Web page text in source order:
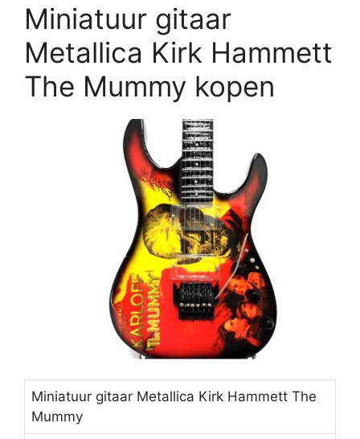
Miniatuur gitaar
Metallica Kirk Hammett
The Mummy kopen
Miniatuur gitaar Metallica Kirk Hammett The
Mummy